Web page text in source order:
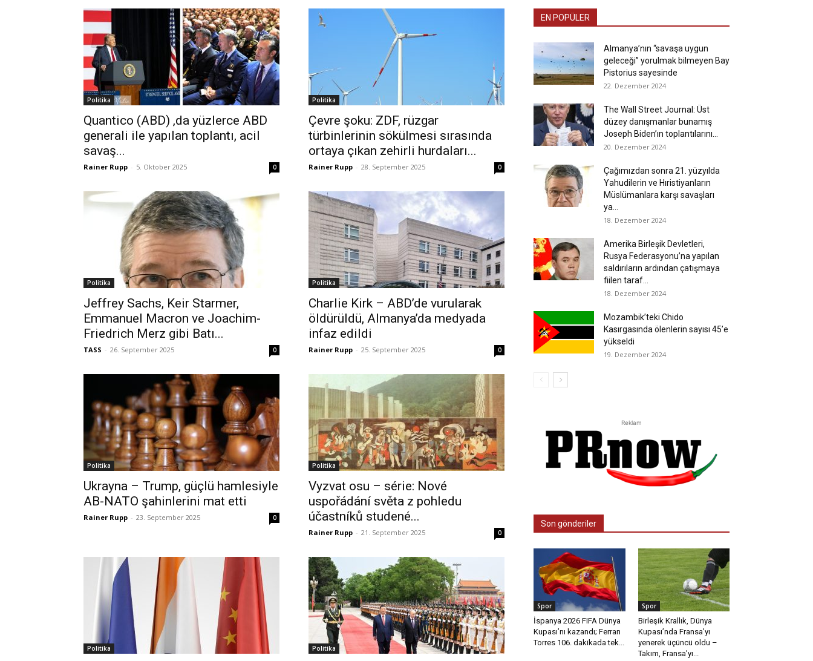
Politika
Quantico (ABD) ‚da yüzlerce ABD
generali ile yapılan toplantı, acil
savaş...
Rainer Rupp - 5. Oktober 2025 0
Politika
Çevre şoku: ZDF, rüzgar
türbinlerinin sökülmesi sırasında
ortaya çıkan zehirli hurdaları...
Rainer Rupp - 28. September 2025 0
Politika
Jeffrey Sachs, Keir Starmer,
Emmanuel Macron ve Joachim-
Friedrich Merz gibi Batı...
TASS - 26. September 2025 0
Politika
Charlie Kirk – ABD’de vurularak
öldürüldü, Almanya’da medyada
infaz edildi
Rainer Rupp - 25. September 2025 0
Politika
Ukrayna – Trump, güçlü hamlesiyle
AB-NATO şahinlerini mat etti
Rainer Rupp - 23. September 2025 0
Politika
Vyzvat osu – série: Nové
uspořádání světa z pohledu
účastníků studené...
Rainer Rupp - 21. September 2025 0
Politika Politika
EN POPÜLER
Almanya’nın “savaşa uygun
geleceği” yorulmak bilmeyen Bay
Pistorius sayesinde
22. Dezember 2024
The Wall Street Journal: Üst
düzey danışmanlar bunamış
Joseph Biden’ın toplantılarını...
20. Dezember 2024
Çağımızdan sonra 21. yüzyılda
Yahudilerin ve Hıristiyanların
Müslümanlara karşı savaşları
ya...
18. Dezember 2024
Amerika Birleşik Devletleri,
Rusya Federasyonu’na yapılan
saldırıların ardından çatışmaya
fiilen taraf...
18. Dezember 2024
Mozambik’teki Chido
Kasırgasında ölenlerin sayısı 45’e
yükseldi
19. Dezember 2024
Reklam
Son gönderiler
Spor
İspanya 2026 FIFA Dünya
Kupası’nı kazandı; Ferran
Torres 106. dakikada tek...
Spor
Birleşik Krallık, Dünya
Kupası’nda Fransa’yı
yenerek üçüncü oldu –
Takım, Fransa’yı...